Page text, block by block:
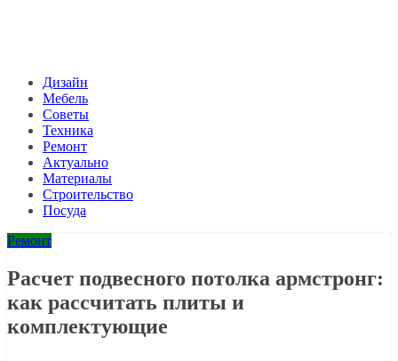
Дизайн
Мебель
Советы
Техника
Ремонт
Актуально
Материалы
Строительство
Посуда
Ремонт
Расчет подвесного потолка армстронг:
как рассчитать плиты и
комплектующие